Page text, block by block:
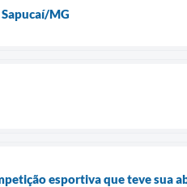
MG
esportiva que teve sua